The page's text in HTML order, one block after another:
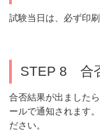
試験当日は、必ず印
STEP 8 合
合否結果が出ました
ールで通知されます
ださい。